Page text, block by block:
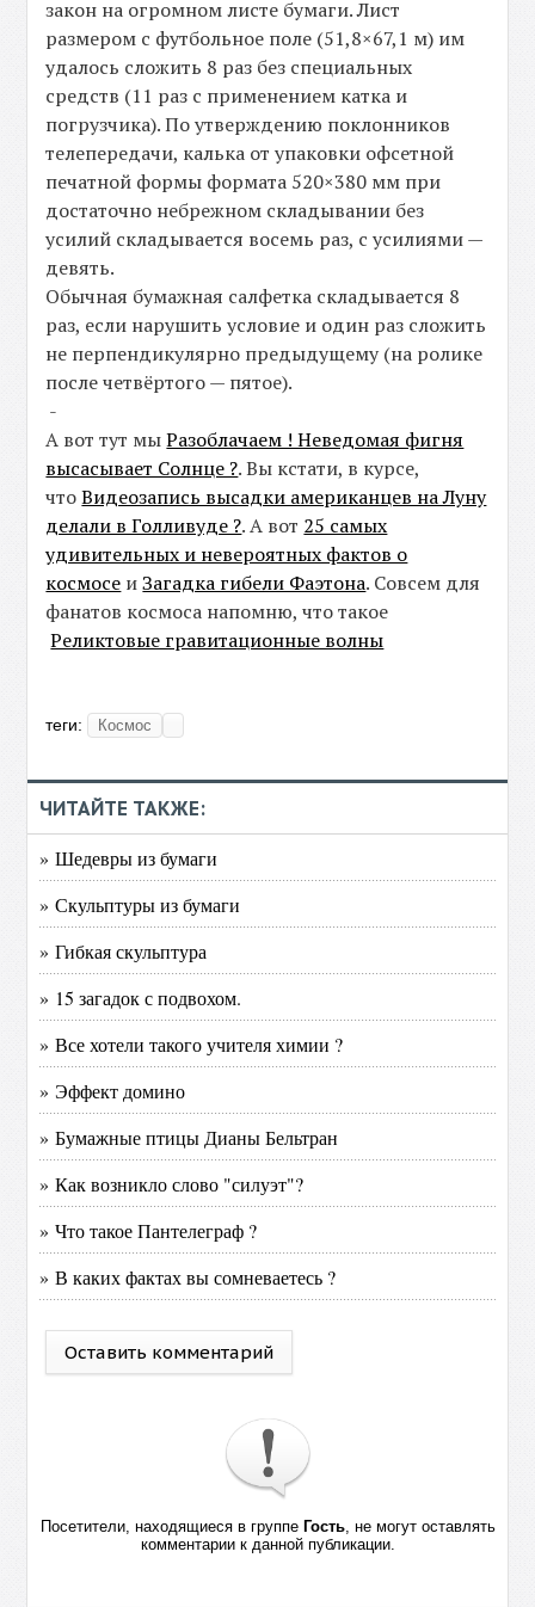
закон на огромном листе бумаги. Лист
размером с футбольное поле (51,8×67,1 м) им
удалось сложить 8 раз без специальных
средств (11 раз с применением катка и
погрузчика). По утверждению поклонников
телепередачи, калька от упаковки офсетной
печатной формы формата 520×380 мм при
достаточно небрежном складывании без
усилий складывается восемь раз, с усилиями —
девять.
Обычная бумажная салфетка складывается 8
раз, если нарушить условие и один раз сложить
не перпендикулярно предыдущему (на ролике
после четвёртого — пятое).
-
А вот тут мыРазоблачаем ! Неведомая фигня
высасывает Солнце ?. Вы кстати, в курсе,
чтоВидеозапись высадки американцев на Луну
делали в Голливуде ?. А вот 25 самых
удивительных и невероятных фактов о
космосе иЗагадка гибели Фаэтона. Совсем для
фанатов космоса напомню, что такое
Реликтовые гравитационные волны
теги: Космос
ЧИТАЙТЕ ТАКЖЕ:
» Шедевры из бумаги
» Скульптуры из бумаги
» Гибкая скульптура
» 15 загадок с подвохом.
» Все хотели такого учителя химии ?
» Эффект домино
» Бумажные птицы Дианы Бельтран
» Как возникло слово "силуэт"?
» Что такое Пантелеграф ?
» В каких фактах вы сомневаетесь ?
Оставить комментарий
Посетители, находящиеся в группе Гость, не могут оставлять
комментарии к данной публикации.